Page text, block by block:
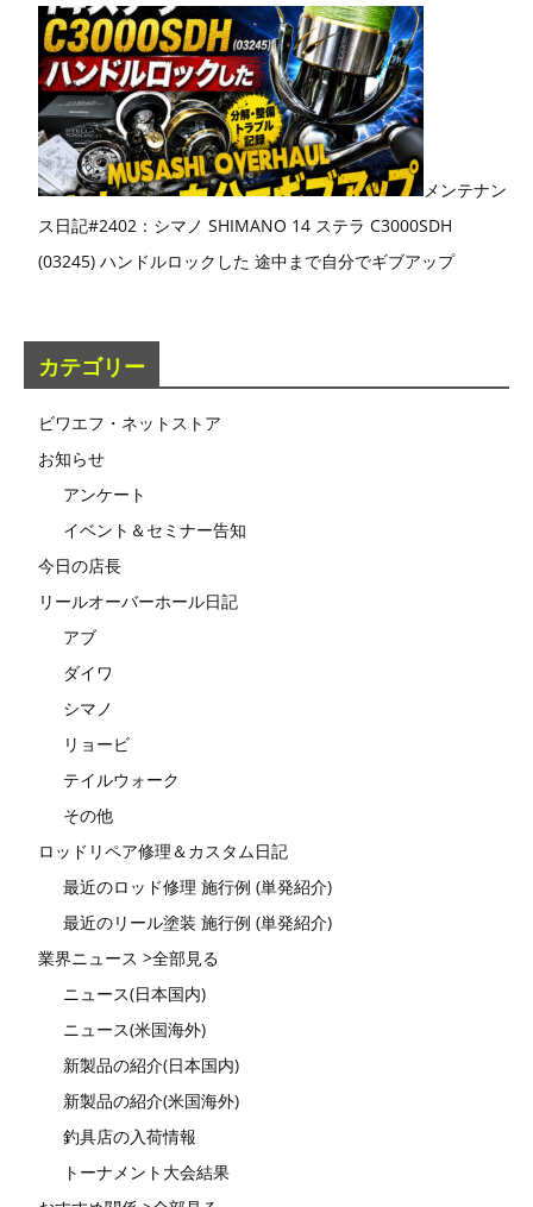
メンテナン
ス日記#2402：シマノ SHIMANO 14 ステラ C3000SDH
(03245) ハンドルロックした 途中まで自分でギブアップ
カテゴリー
ビワエフ・ネットストア
お知らせ
アンケート
イベント＆セミナー告知
今日の店長
リールオーバーホール日記
アブ
ダイワ
シマノ
リョービ
テイルウォーク
その他
ロッドリペア修理＆カスタム日記
最近のロッド修理 施行例 (単発紹介)
最近のリール塗装 施行例 (単発紹介)
業界ニュース >全部見る
ニュース(日本国内)
ニュース(米国海外)
新製品の紹介(日本国内)
新製品の紹介(米国海外)
釣具店の入荷情報
トーナメント大会結果